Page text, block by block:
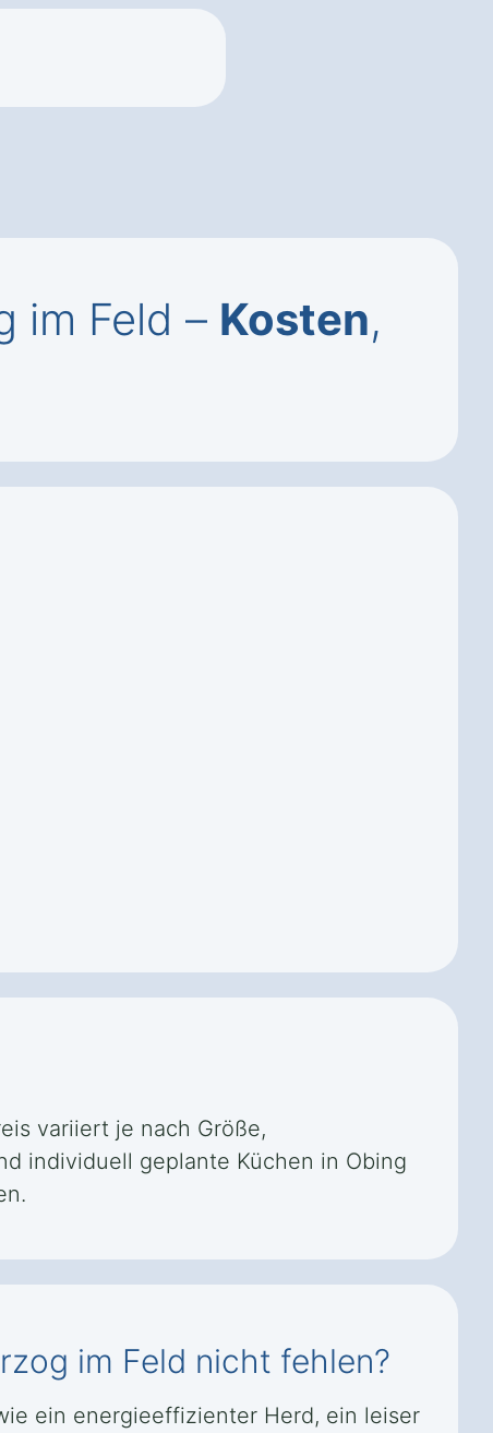
im Feld – Kosten,
variiert je nach Größe,
individuell geplante Küchen in Obing
im Feld nicht fehlen?
ein energieeffizienter Herd, ein leiser